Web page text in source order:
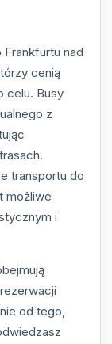
nad
cenią
celu. Busy
z
transportu do
możliwe
i
od tego,